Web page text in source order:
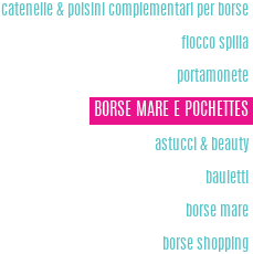
catenelle & polsini complementari per borse
fiocco spilla
portamonete
BORSE MARE E POCHETTES
astucci & beauty
bauletti
borse mare
borse shopping